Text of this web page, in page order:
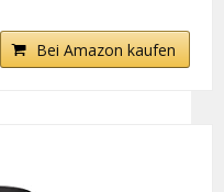
Bei Amazon kaufen